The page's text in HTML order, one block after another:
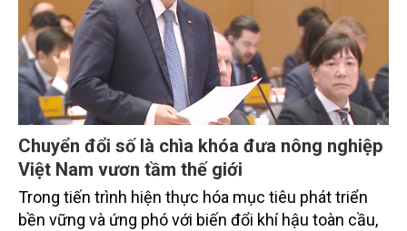
Chuyển đổi số là chìa khóa đưa nông nghiệp
Việt Nam vươn tầm thế giới
Trong tiến trình hiện thực hóa mục tiêu phát triển
bền vững và ứng phó với biến đổi khí hậu toàn cầu,